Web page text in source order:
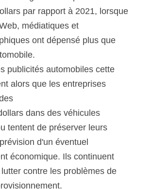
par rapport à 2021, lorsque
médiatiques et
ont dépensé plus que
publicités automobiles cette
alors que les entreprises
dans des véhicules
tentent de préserver leurs
d'un éventuel
économique. Ils continuent
contre les problèmes de